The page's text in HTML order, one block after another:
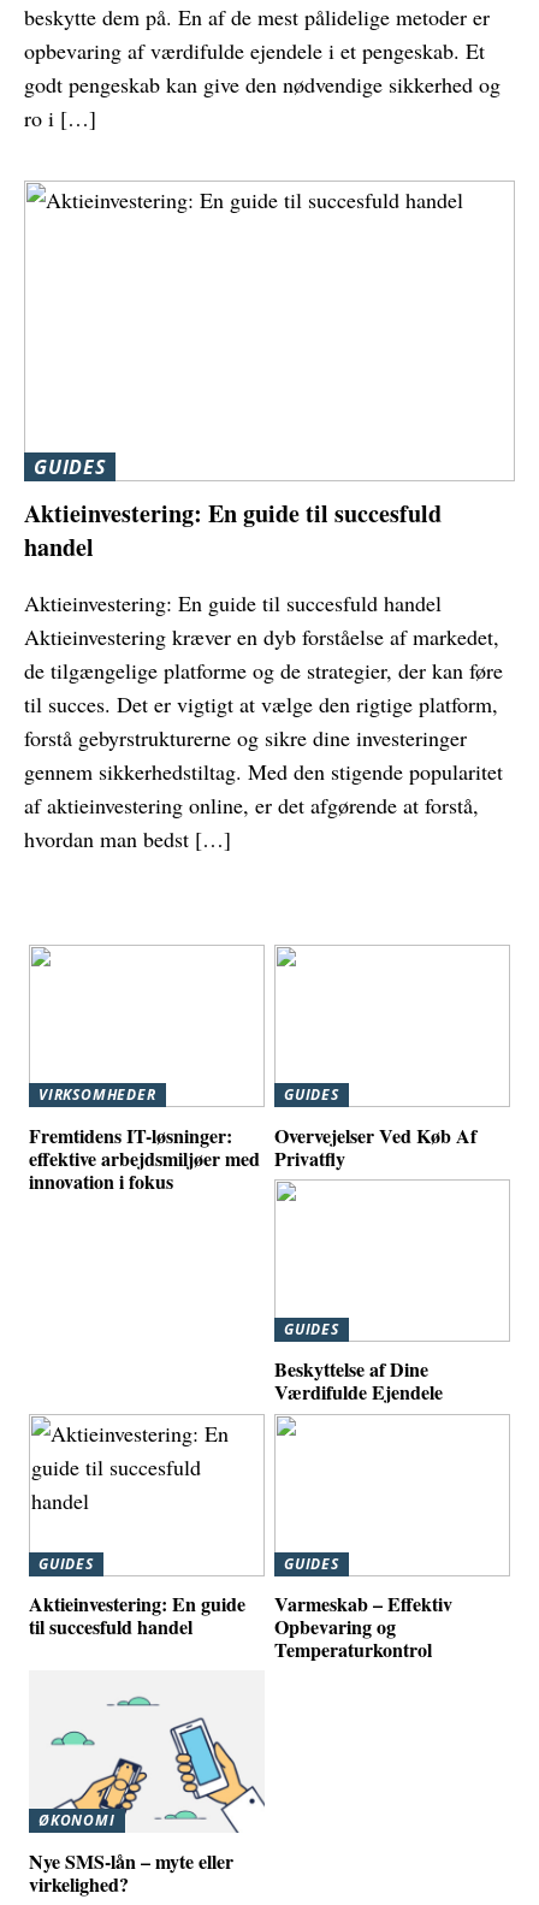
beskytte dem på. En af de mest pålidelige metoder er
opbevaring af værdifulde ejendele i et pengeskab. Et
godt pengeskab kan give den nødvendige sikkerhed og
ro i […]
GUIDES
Aktieinvestering: En guide til succesfuld
handel
Aktieinvestering: En guide til succesfuld handel
Aktieinvestering kræver en dyb forståelse af markedet,
de tilgængelige platforme og de strategier, der kan føre
til succes. Det er vigtigt at vælge den rigtige platform,
forstå gebyrstrukturerne og sikre dine investeringer
gennem sikkerhedstiltag. Med den stigende popularitet
af aktieinvestering online, er det afgørende at forstå,
hvordan man bedst […]
VIRKSOMHEDER
Fremtidens IT-løsninger:
effektive arbejdsmiljøer med
innovation i fokus
GUIDES
Overvejelser Ved Køb Af
Privatfly
GUIDES
Beskyttelse af Dine
Værdifulde Ejendele
GUIDES
Aktieinvestering: En guide
til succesfuld handel
GUIDES
Varmeskab – Effektiv
Opbevaring og
Temperaturkontrol
ØKONOMI
Nye SMS-lån – myte eller
virkelighed?